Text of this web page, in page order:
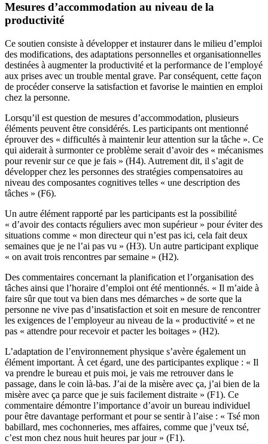
Mesures d’accommodation au niveau de la
productivité
Ce soutien consiste à développer et instaurer dans le milieu d’emploi
des modifications, des adaptations personnelles et organisationnelles
destinées à augmenter la productivité et la performance de l’employé
aux prises avec un trouble mental grave. Par conséquent, cette façon
de procéder conserve la satisfaction et favorise le maintien en emploi
chez la personne.
Lorsqu’il est question de mesures d’accommodation, plusieurs
éléments peuvent être considérés. Les participants ont mentionné
éprouver des « difficultés à maintenir leur attention sur la tâche ». Ce
qui aiderait à surmonter ce problème serait d’avoir des « mécanismes
pour revenir sur ce que je fais » (H4). Autrement dit, il s’agit de
développer chez les personnes des stratégies compensatoires au
niveau des composantes cognitives telles « une description des
tâches » (F6).
Un autre élément rapporté par les participants est la possibilité
« d’avoir des contacts réguliers avec mon supérieur » pour éviter des
situations comme « mon directeur qui n’est pas ici, cela fait deux
semaines que je ne l’ai pas vu » (H3). Un autre participant explique
« on avait trois rencontres par semaine » (H2).
Des commentaires concernant la planification et l’organisation des
tâches ainsi que l’horaire d’emploi ont été mentionnés. « Il m’aide à
faire sûr que tout va bien dans mes démarches » de sorte que la
personne ne vive pas d’insatisfaction et soit en mesure de rencontrer
les exigences de l’employeur au niveau de la « productivité » et ne
pas « attendre pour recevoir et pacter les boitages » (H2).
L’adaptation de l’environnement physique s’avère également un
élément important. À cet égard, une des participantes explique : « Il
va prendre le bureau et puis moi, je vais me retrouver dans le
passage, dans le coin là-bas. J’ai de la misère avec ça, j’ai bien de la
misère avec ça parce que je suis facilement distraite » (F1). Ce
commentaire démontre l’importance d’avoir un bureau individuel
pour être davantage performant et pour se sentir à l’aise : « Tsé mon
babillard, mes cochonneries, mes affaires, comme que j’veux tsé,
c’est mon chez nous huit heures par jour » (F1).